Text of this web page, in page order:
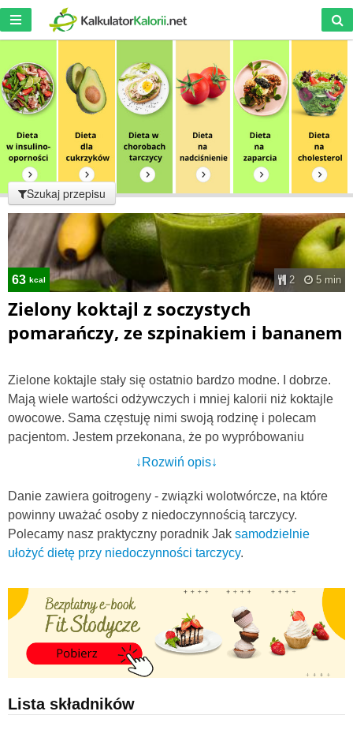
Szukaj przepisu
63 kcal 2 5 min
Zielony koktajl z soczystych
pomarańczy, ze szpinakiem i bananem
Zielone koktajle stały się ostatnio bardzo modne. I dobrze.
Mają wiele wartości odżywczych i mniej kalorii niż koktajle
owocowe. Sama częstuję nimi swoją rodzinę i polecam
pacjentom. Jestem przekonana, że po wypróbowaniu
poniższego przepisu, zielone koktajle zaczną często gościć
Koktajl z tego przepisu ma przyjemny, słodkawy posmak. To
zasługa bananów i miodu. Na pewno przypadnie do gustu
wielbicielom słodyczy :) Szpinak wzbogaca napój w żelazo
oraz beta-karoten. Jest również najmniej kalorycznym
Na przygotowanie tego dania wystarczy zarezerwować 5
minut. Wszystkie składniki należy przełoży do blendera i
zmiksować na gładką masę. Jeżeli wyjdzie za gęsty, można
dolać odrobinę wody. Koktajl sprawdzi się jako danie
do posiłku.
↓Rozwiń opis↓
Danie zawiera goitrogeny - związki wolotwórcze, na które
powinny uważać osoby z niedoczynnością tarczycy.
Polecamy nasz praktyczny poradnik Jak samodzielnie
ułożyć dietę przy niedoczynności tarczycy.
Lista składników